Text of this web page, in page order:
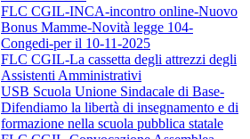
FLC CGIL-INCA-incontro online-Nuovo
Bonus Mamme-Novità legge 104-
Congedi-per il 10-11-2025
FLC CGIL-La cassetta degli attrezzi degli
Assistenti Amministrativi
USB Scuola Unione Sindacale di Base-
Difendiamo la libertà di insegnamento e di
formazione nella scuola pubblica statale